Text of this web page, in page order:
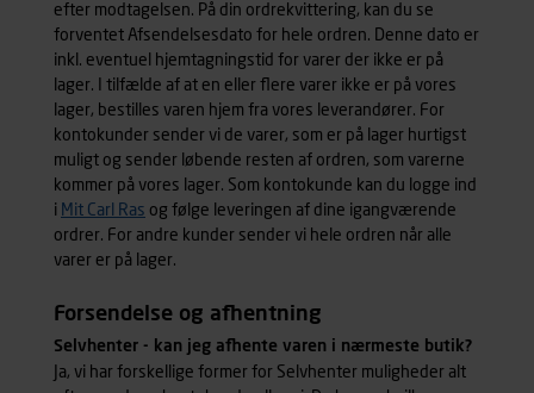
efter modtagelsen. På din ordrekvittering, kan du se
forventet Afsendelsesdato for hele ordren. Denne dato er
inkl. eventuel hjemtagningstid for varer der ikke er på
lager. I tilfælde af at en eller flere varer ikke er på vores
lager, bestilles varen hjem fra vores leverandører. For
kontokunder sender vi de varer, som er på lager hurtigst
muligt og sender løbende resten af ordren, som varerne
kommer på vores lager. Som kontokunde kan du logge ind
i Mit Carl Ras og følge leveringen af dine igangværende
ordrer. For andre kunder sender vi hele ordren når alle
varer er på lager.
Forsendelse og afhentning
Selvhenter - kan jeg afhente varen i nærmeste butik?
Ja, vi har forskellige former for Selvhenter muligheder alt